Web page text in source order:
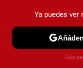
PRUEBASYa puedes
Solo